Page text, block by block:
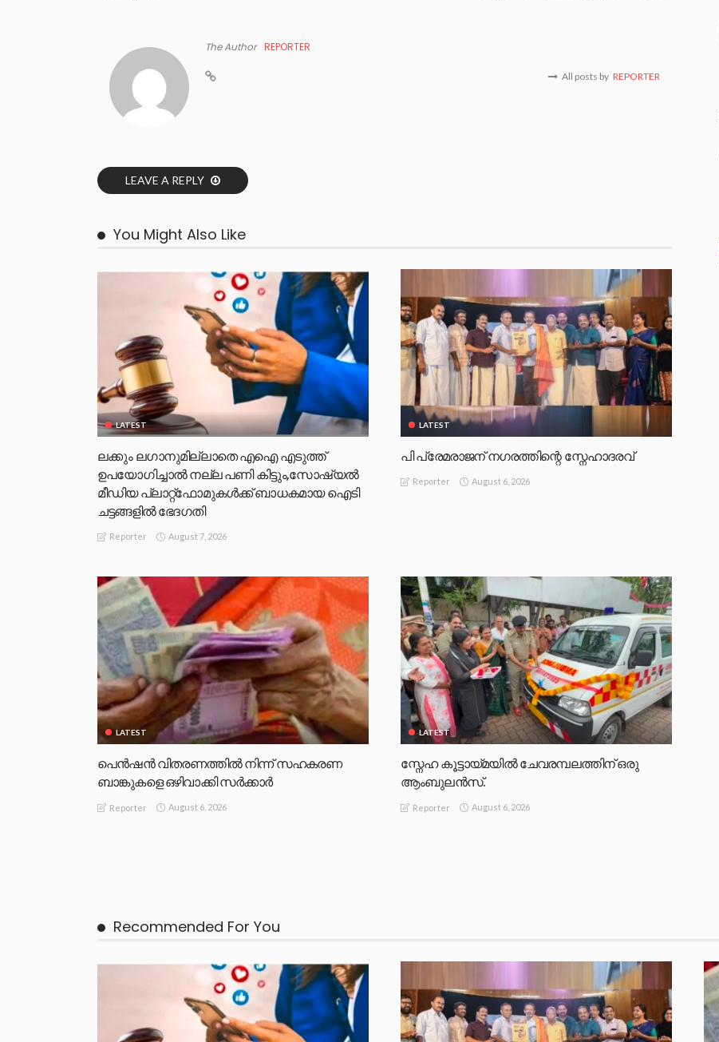
The Author REPORTER
All posts by REPORTER
LEAVE A REPLY
You Might Also Like
LATEST
ലക്കും ലഗാനുമില്ലാതെ എഐ എടുത്ത്
ഉപയോഗിച്ചാല്‍ നല്ല പണി കിട്ടും,സോഷ്യല്‍
മീഡിയ പ്ലാറ്റ്‌ഫോമുകള്‍ക്ക് ബാധകമായ ഐടി
ചട്ടങ്ങളില്‍ ഭേദഗതി
Reporter August 7, 2026
LATEST
പി പ്രേമരാജന് നഗരത്തിന്റെ സ്നേഹാദരവ്
Reporter August 6, 2026
LATEST
പെൻഷൻ വിതരണത്തിൽ നിന്ന് സഹകരണ
ബാങ്കുകളെ ഒഴിവാക്കി സർക്കാർ
Reporter August 6, 2026
LATEST
സ്നേഹ കൂട്ടായ്മയിൽ ചേവരമ്പലത്തിന് ഒരു
ആംബുലൻസ്.
Reporter August 6, 2026
Recommended For You